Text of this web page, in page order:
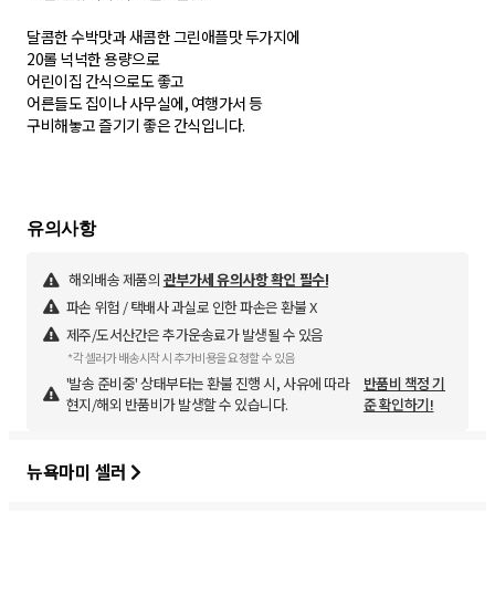
달콤한 수박맛과 새콤한 그린애플맛 두가지에
20롤 넉넉한 용량으로
어린이집 간식으로도 좋고
어른들도 집이나 사무실에, 여행가서 등
구비해놓고 즐기기 좋은 간식입니다.
유의사항
해외배송 제품의 관부가세 유의사항 확인 필수!
파손 위험 / 택배사 과실로 인한 파손은 환불 X
제주/도서산간은 추가운송료가 발생될 수 있음
*각 셀러가 배송시작 시 추가비용을 요청할 수 있음
'발송 준비중' 상태부터는 환불 진행 시, 사유에 따라
현지/해외 반품비가 발생할 수 있습니다.
반품비 책정 기
준 확인하기!
뉴욕마미 셀러